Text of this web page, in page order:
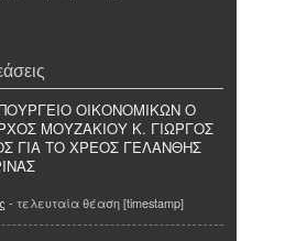
ΟΙΚΟΝΟΜΙΚΩΝ Ο
ΜΟΥΖΑΚΙΟΥ Κ. ΓΙΩΡΓΟΣ
ΓΙΑ ΤΟ ΧΡΕΟΣ ΓΕΛΑΝΘΗΣ
- τελευταία θέαση [timestamp]